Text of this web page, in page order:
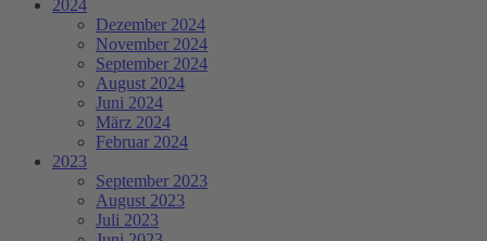
2024
Dezember 2024
November 2024
September 2024
August 2024
Juni 2024
März 2024
Februar 2024
2023
September 2023
August 2023
Juli 2023